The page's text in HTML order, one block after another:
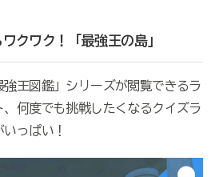
クワク！「最強王の島」
強王図鑑」シリーズが閲覧できるラ
何度でも挑戦したくなるクイズラ
っぱい！